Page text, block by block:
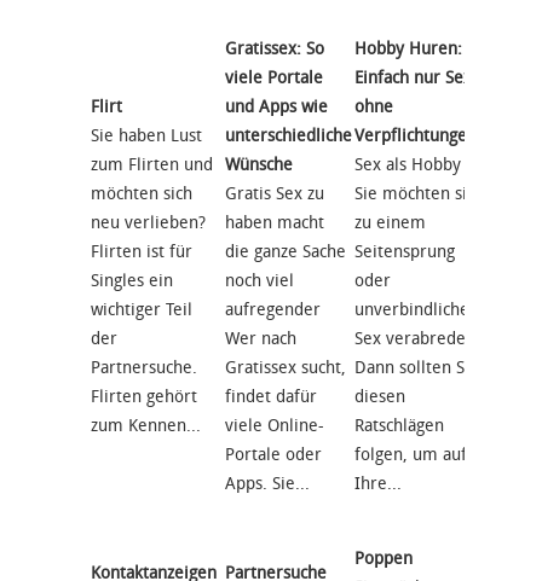
Flirt
Sie haben Lust
zum Flirten und
möchten sich
neu verlieben?
Flirten ist für
Singles ein
wichtiger Teil
der
Partnersuche.
Flirten gehört
zum Kennen...
Gratissex: So
viele Portale
und Apps wie
unterschiedliche
Wünsche
Gratis Sex zu
haben macht
die ganze Sache
noch viel
aufregender
Wer nach
Gratissex sucht,
findet dafür
viele Online-
Portale oder
Apps. Sie...
Hobby Huren:
Einfach nur Sex
ohne
Verpflichtungen
Sex als Hobby
Sie möchten sich
zu einem
Seitensprung
oder
unverbindlichem
Sex verabreden?
Dann sollten Sie
diesen
Ratschlägen
folgen, um auf
Ihre...
Kontaktanzeigen Partnersuche
Poppen